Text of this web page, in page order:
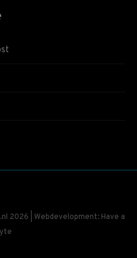
2026 | Webdevelopment: Have a